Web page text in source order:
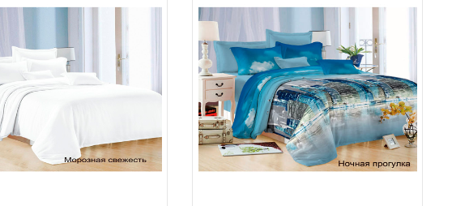
коллекция, которое подразумевает
высокая степень обновления рисунков. Более
кубика. Оптимальное сочетание
авторов
белья